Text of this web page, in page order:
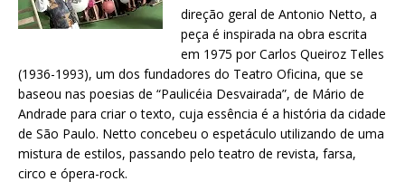
direção geral de Antonio Netto, a
peça é inspirada na obra escrita
em 1975 por Carlos Queiroz Telles
(1936-1993), um dos fundadores do Teatro Oficina, que se
baseou nas poesias de “Paulicéia Desvairada”, de Mário de
Andrade para criar o texto, cuja essência é a história da cidade
de São Paulo. Netto concebeu o espetáculo utilizando de uma
mistura de estilos, passando pelo teatro de revista, farsa,
circo e ópera-rock.